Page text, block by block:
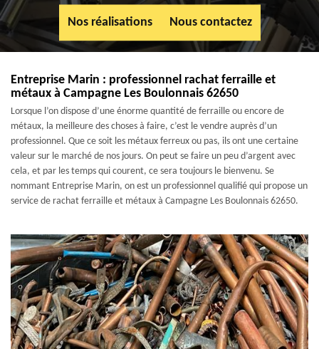
Nos réalisations Nous contactez
Entreprise Marin : professionnel rachat ferraille et
métaux à Campagne Les Boulonnais 62650
Lorsque l’on dispose d’une énorme quantité de ferraille ou encore de
métaux, la meilleure des choses à faire, c’est le vendre auprès d’un
professionnel. Que ce soit les métaux ferreux ou pas, ils ont une certaine
valeur sur le marché de nos jours. On peut se faire un peu d’argent avec
cela, et par les temps qui courent, ce sera toujours le bienvenu. Se
nommant Entreprise Marin, on est un professionnel qualifié qui propose un
service de rachat ferraille et métaux à Campagne Les Boulonnais 62650.